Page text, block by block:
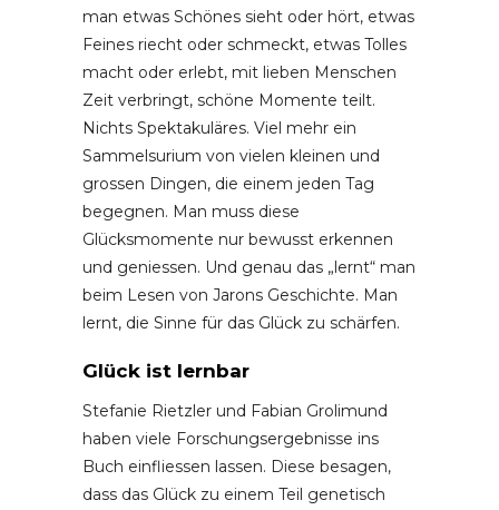
man etwas Schönes sieht oder hört, etwas
Feines riecht oder schmeckt, etwas Tolles
macht oder erlebt, mit lieben Menschen
Zeit verbringt, schöne Momente teilt.
Nichts Spektakuläres. Viel mehr ein
Sammelsurium von vielen kleinen und
grossen Dingen, die einem jeden Tag
begegnen. Man muss diese
Glücksmomente nur bewusst erkennen
und geniessen. Und genau das „lernt“ man
beim Lesen von Jarons Geschichte. Man
lernt, die Sinne für das Glück zu schärfen.
Glück ist lernbar
Stefanie Rietzler und Fabian Grolimund
haben viele Forschungsergebnisse ins
Buch einfliessen lassen. Diese besagen,
dass das Glück zu einem Teil genetisch